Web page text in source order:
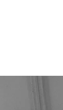
Россия, а